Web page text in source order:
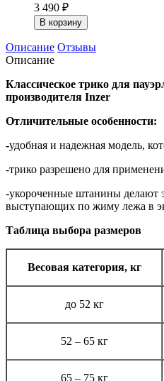
3 490 ₽
В корзину
Описание Отзывы
Описание
Классическое трико для
производителя Inzer
Отличительные особенности:
-удобная и надежная модель,
-трико разрешено для
-укороченные штанины делают
выступающих по жиму лежа в
Таблица выбора размеров
Весовая категория, кг
до 52 кг
52 – 65 кг
65 – 75 кг